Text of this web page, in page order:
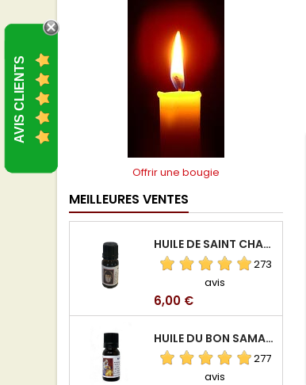
Offrir une bougie
MEILLEURES VENTES
HUILE DE SAINT CHARBEL
273
avis
Prix
6,00 €
HUILE DU BON SAMARITAIN
277
avis
AVIS CLIENTS